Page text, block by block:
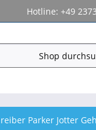
Hotline: +49
Parker Jotter